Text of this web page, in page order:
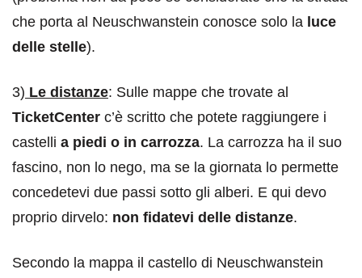
che porta al Neuschwanstein conosce solo la luce
delle stelle).
3) Le distanze: Sulle mappe che trovate al
TicketCenter c’è scritto che potete raggiungere i
castelli a piedi o in carrozza. La carrozza ha il suo
fascino, non lo nego, ma se la giornata lo permette
concedetevi due passi sotto gli alberi. E qui devo
proprio dirvelo: non fidatevi delle distanze.
Secondo la mappa il castello di Neuschwanstein